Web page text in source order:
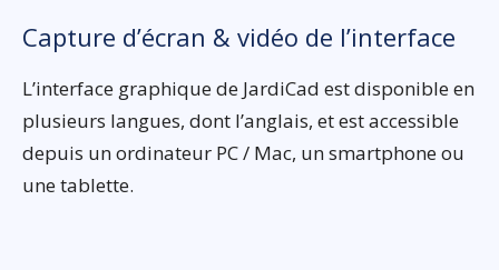
Capture d’écran & vidéo de l’interface
L’interface graphique de JardiCad est disponible en
plusieurs langues, dont l’anglais, et est accessible
depuis un ordinateur PC / Mac, un smartphone ou
une tablette.